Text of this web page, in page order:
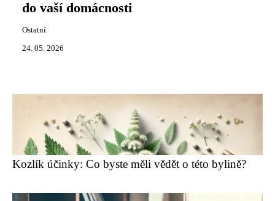
do vaší domácnosti
Ostatní
24. 05. 2026
Kozlík účinky: Co byste měli vědět o této bylině?